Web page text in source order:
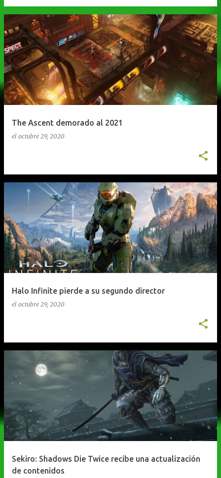
The Ascent demorado al 2021
el octubre 29, 2020
Halo Infinite pierde a su segundo director
el octubre 29, 2020
Sekiro: Shadows Die Twice recibe una actualización
de contenidos